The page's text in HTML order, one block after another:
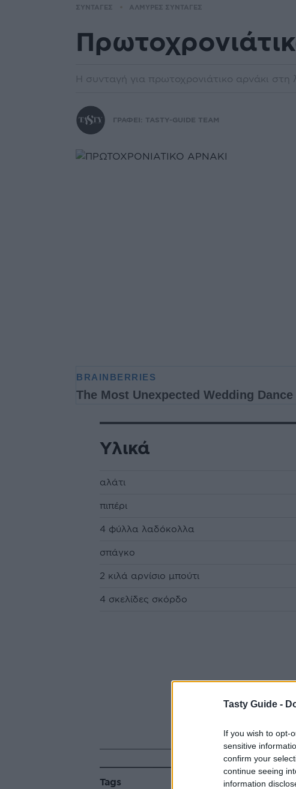
Tasty Guide -
If you wish to opt-
sensitive
confirm your
continue seeing
information
ΣΥΝΤΑΓΕΣ ΑΛΜΥΡΕΣ ΣΥΝΤΑΓΕΣ
Η συνταγή για πρωτοχρονιάτικο αρνάκι στη
ΓΡΑΦΕΙ: TASTY-GUIDE TEAM
Υλικά
αλάτι
πιπέρι
4 φύλλα λαδόκολλα
σπάγκο
2 κιλά αρνίσιο μπούτι
4 σκελίδες σκόρδο
Tags